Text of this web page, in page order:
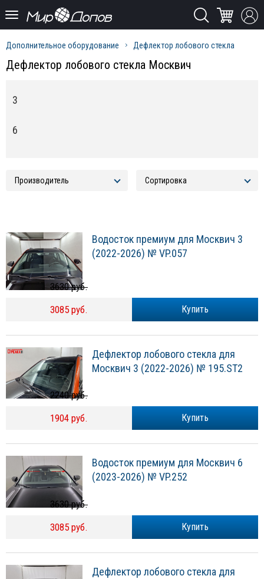
Дополнительное оборудование Дефлектор лобового стекла
Дефлектор лобового стекла Москвич
3
6
Водосток премиум для Москвич 3
(2022-2026) № VP.057
Купить
3630 руб.
3085 руб.
Дефлектор лобового стекла для
Москвич 3 (2022-2026) № 195.ST2
Купить
2240 руб.
1904 руб.
Водосток премиум для Москвич 6
(2023-2026) № VP.252
Купить
3630 руб.
3085 руб.
Дефлектор лобового стекла для